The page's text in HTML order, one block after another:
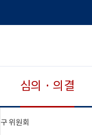
심의 · 의결
구 위원회